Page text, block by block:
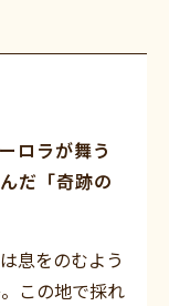
ロラが舞う
だ「奇跡の
息をのむよう
この地で採れ